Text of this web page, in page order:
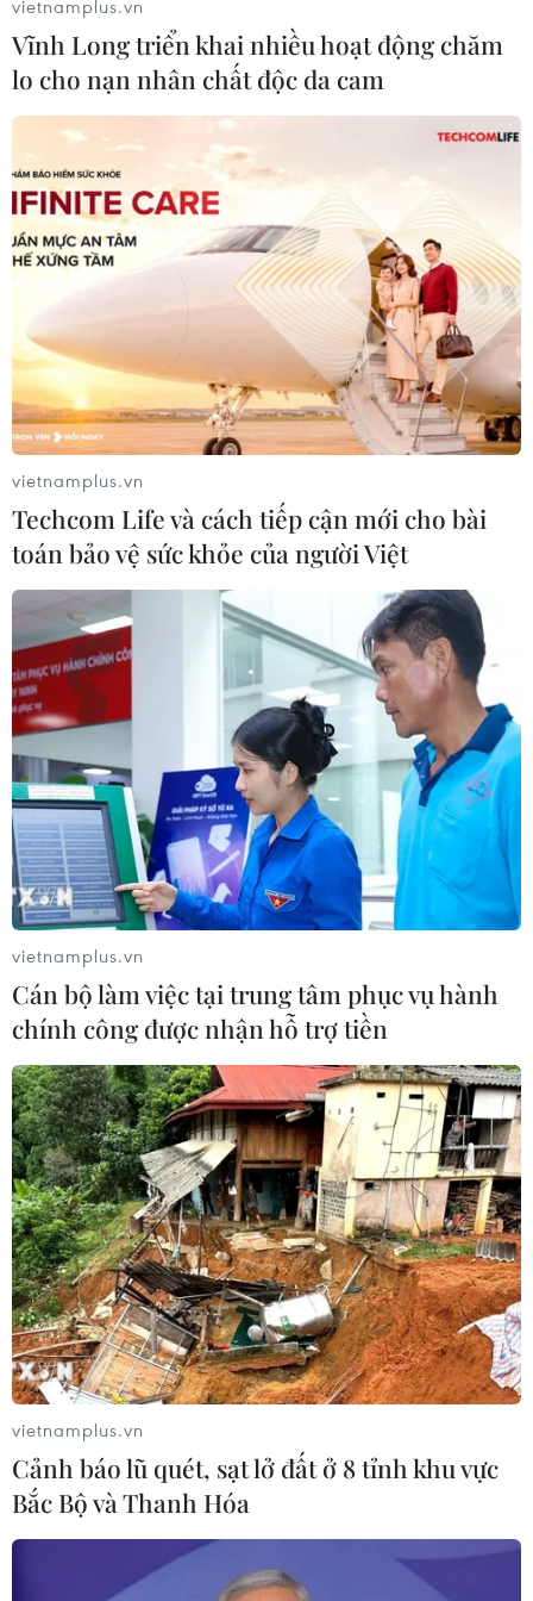
(Vietnam+)
#Quân đội Nga
#Thảm họa nhân đạo
Nga Syria
Theo dõi VietnamPlus
TIN LIÊN QUAN
Syria: Cận cảnh các vụ không kích
liên tục ở tỉnh Idlib
15/11/2019 23:33
Trong những ngày qua ở tỉnh Idlib (Syria), hàng loạt vụ
không kích đã diễn ra liên tục nhằm vào các khu vực
được cho là cứ điểm của lực lượng đối lập với chính
phủ Syria.
vietnamplus.vn
Vĩnh Long triển khai nhiều hoạt động chăm
lo cho nạn nhân chất độc da cam
vietnamplus.vn
Techcom Life và cách tiếp cận mới cho bài
toán bảo vệ sức khỏe của người Việt
vietnamplus.vn
Cán bộ làm việc tại trung tâm phục vụ hành
chính công được nhận hỗ trợ tiền
vietnamplus.vn
Cảnh báo lũ quét, sạt lở đất ở 8 tỉnh khu vực
Bắc Bộ và Thanh Hóa